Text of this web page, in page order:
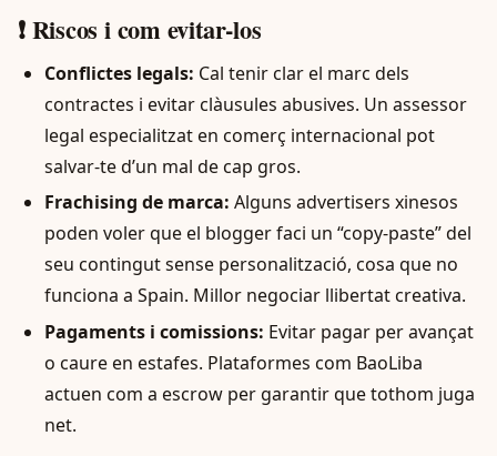
❗ Riscos i com evitar-los
Conflictes legals: Cal tenir clar el marc dels
contractes i evitar clàusules abusives. Un assessor
legal especialitzat en comerç internacional pot
salvar-te d’un mal de cap gros.
Frachising de marca: Alguns advertisers xinesos
poden voler que el blogger faci un “copy-paste” del
seu contingut sense personalització, cosa que no
funciona a Spain. Millor negociar llibertat creativa.
Pagaments i comissions: Evitar pagar per avançat
o caure en estafes. Plataformes com BaoLiba
actuen com a escrow per garantir que tothom juga
net.